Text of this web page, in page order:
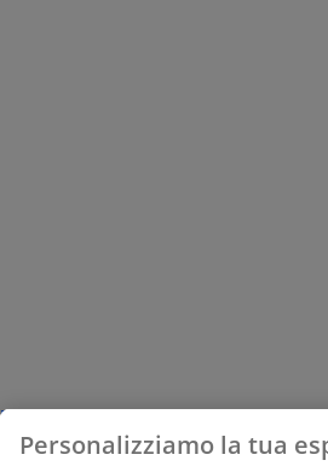
Personalizziamo la tua